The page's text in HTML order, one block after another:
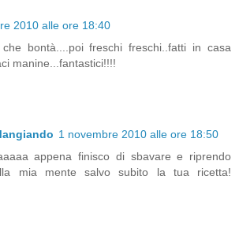
2010 alle ore 18:40
bontà....poi freschi freschi..fatti in casa
manine...fantastici!!!!
1 novembre 2010 alle ore 18:50
appena finisco di sbavare e riprendo
mia mente salvo subito la tua ricetta!